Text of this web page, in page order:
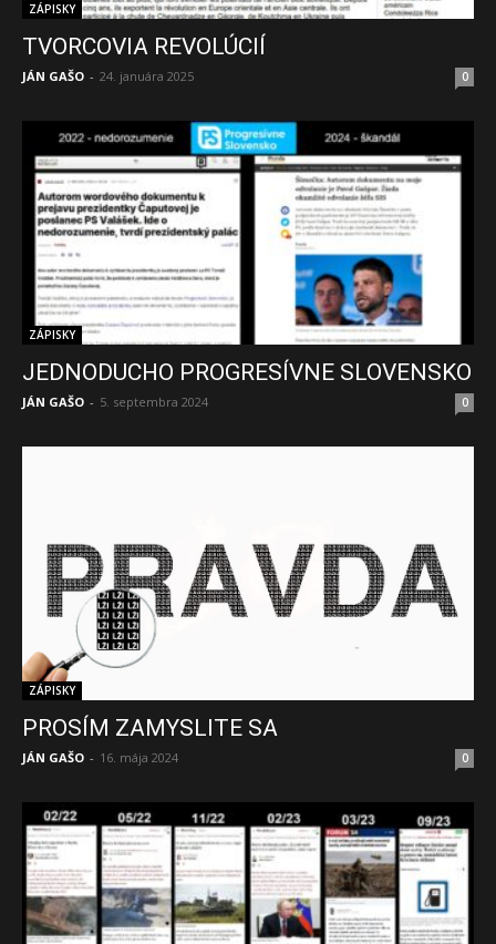
ZÁPISKY
TVORCOVIA REVOLÚCIÍ
JÁN GAŠO - 24. januára 2025 0
ZÁPISKY
JEDNODUCHO PROGRESÍVNE SLOVENSKO
JÁN GAŠO - 5. septembra 2024 0
ZÁPISKY
PROSÍM ZAMYSLITE SA
JÁN GAŠO - 16. mája 2024 0